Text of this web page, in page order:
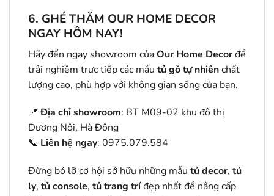
6. GHÉ THĂM OUR HOME DECOR
NGAY HÔM NAY!
Hãy đến ngay showroom củaOur Home Decorđể
trải nghiệm trực tiếp các mẫu tủ gỗ tự nhiênchất
lượng cao, phù hợp với không gian sống của bạn.
📍Địa chỉ showroom: BT M09-02 khu đô thị
Dương Nội, Hà Đông
📞 Liên hệ ngay: 0975.079.584
Đừng bỏ lỡ cơ hội sở hữu những mẫu tủ decor, tủ
ly, tủ console, tủ trang tríđẹp nhất để nâng cấp